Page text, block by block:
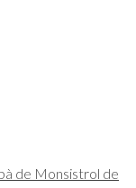
de Monsistrol de